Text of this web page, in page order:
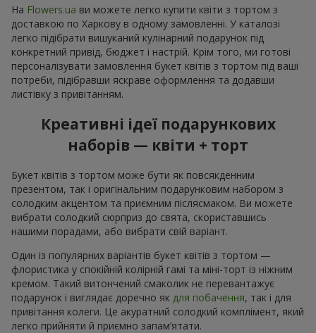
На Flowers.ua ви можете легко купити квіти з тортом з
доставкою по Харкову в одному замовленні. У каталозі
легко підібрати вишуканий кулінарний подарунок під
конкретний привід, бюджет і настрій. Крім того, ми готові
персоналізувати замовлення букет квітів з тортом під ваші
потреби, підібравши яскраве оформлення та додавши
листівку з привітанням.
Креативні ідеї подарункових
наборів — квіти + торт
Букет квітів з тортом може бути як повсякденним
презентом, так і оригінальним подарунковим набором з
солодким акцентом та приємним післясмаком. Ви можете
вибрати солодкий сюрприз до свята, скориставшись
нашими порадами, або вибрати свій варіант.
Один із популярних варіантів букет квітів з тортом —
флористика у спокійній колірній гамі та міні-торт із ніжним
кремом. Такий витончений смаколик не перевантажує
подарунок і виглядає доречно як для побачення, так і для
привітання колеги. Це акуратний солодкий комплімент, який
легко прийняти й приємно запам’ятати.